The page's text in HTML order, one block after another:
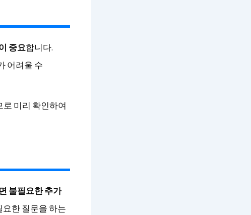
중요합니다.
어려울 수
미리 확인하여
불필요한 추가
한 질문을 하는